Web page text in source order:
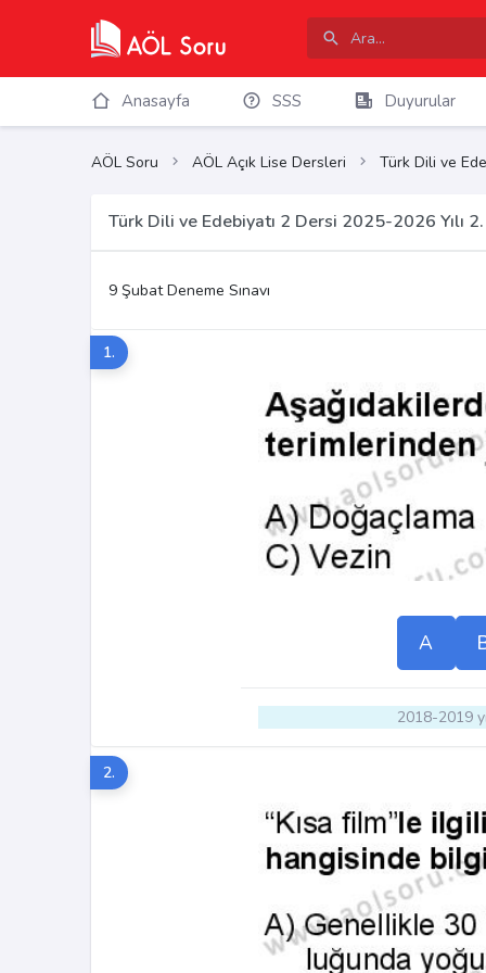
Anasayfa SSS Duyurular
AÖL Soru AÖL Açık Lise Dersleri Türk Dili ve
Türk Dili ve Edebiyatı 2 Dersi 2025-2026 Yılı
9 Şubat Deneme Sınavı
1.
A
2018-2019
2.